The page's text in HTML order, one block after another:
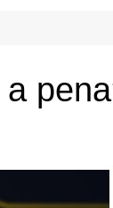
Trader